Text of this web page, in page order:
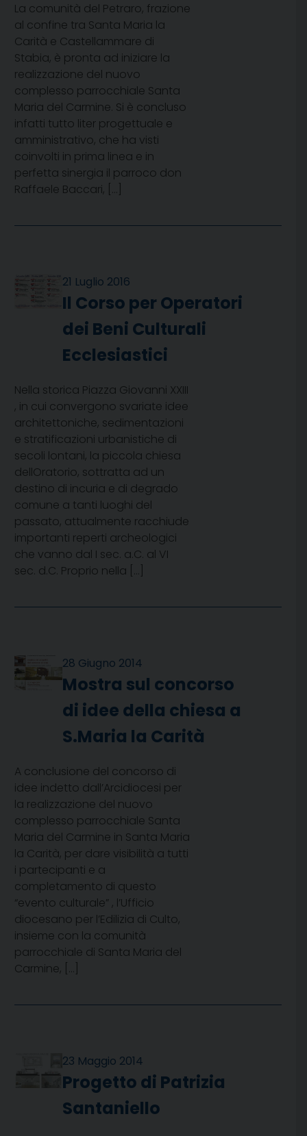
La comunità del Petraro, frazione
al confine tra Santa Maria la
Carità e Castellammare di
Stabia, è pronta ad iniziare la
realizzazione del nuovo
complesso parrocchiale Santa
Maria del Carmine. Si è concluso
infatti tutto liter progettuale e
amministrativo, che ha visti
coinvolti in prima linea e in
perfetta sinergia il parroco don
Raffaele Baccari, […]
21 Luglio 2016
Il Corso per Operatori
dei Beni Culturali
Ecclesiastici
Nella storica Piazza Giovanni XXIII
, in cui convergono svariate idee
architettoniche, sedimentazioni
e stratificazioni urbanistiche di
secoli lontani, la piccola chiesa
dellOratorio, sottratta ad un
destino di incuria e di degrado
comune a tanti luoghi del
passato, attualmente racchiude
importanti reperti archeologici
che vanno dal I sec. a.C. al VI
sec. d.C. Proprio nella […]
28 Giugno 2014
Mostra sul concorso
di idee della chiesa a
S.Maria la Carità
A conclusione del concorso di
idee indetto dall’Arcidiocesi per
la realizzazione del nuovo
complesso parrocchiale Santa
Maria del Carmine in Santa Maria
la Carità, per dare visibilità a tutti
i partecipanti e a
completamento di questo
“evento culturale” , l’Ufficio
diocesano per l’Edilizia di Culto,
insieme con la comunità
parrocchiale di Santa Maria del
Carmine, […]
23 Maggio 2014
Progetto di Patrizia
Santaniello